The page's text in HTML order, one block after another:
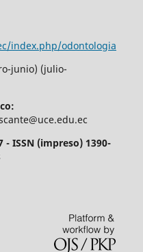
index.php/odontologia
junio) (julio-
- ISSN (impreso) 1390-